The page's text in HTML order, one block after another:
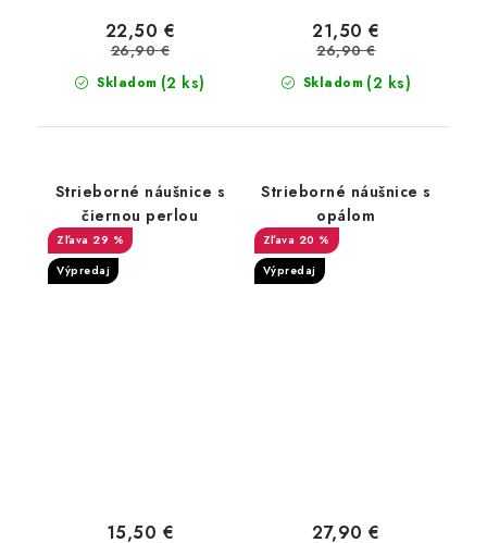
Skladom (2 ks)
22,50 €
26,90 €
Skladom (2 ks)
21,50 €
26,90 €
Strieborné náušnice s
čiernou perlou
29 %
Výpredaj
15,50 €
Strieborné náušnice s
opálom
20 %
Výpredaj
27,90 €